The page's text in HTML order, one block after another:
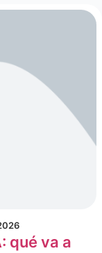
qué va a